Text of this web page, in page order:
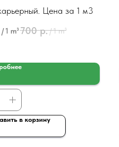
Цена за 1 м3
/1 m³700 р./1 m³
в корзину